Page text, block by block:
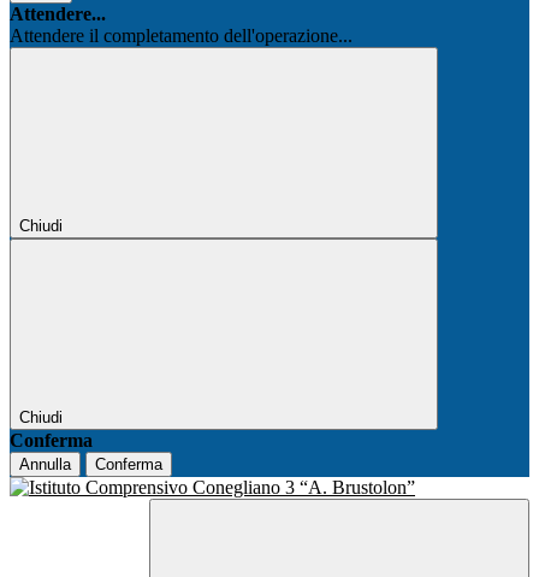
Attendere...
Attendere il completamento dell'operazione...
Chiudi
Chiudi
Conferma
Annulla Conferma